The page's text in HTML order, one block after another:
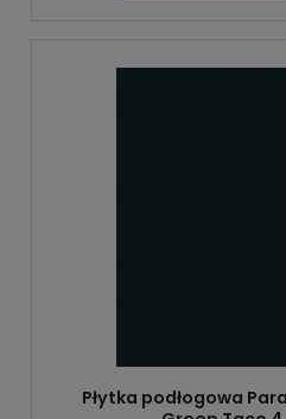
Płytka podłogowa